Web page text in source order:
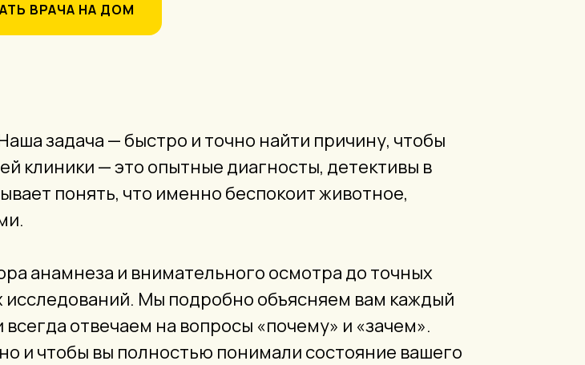
ВРАЧА НА ДОМ
задача — быстро и точно найти причину, чтобы
клиники — это опытные диагносты, детективы в
понять, что именно беспокоит животное,
анамнеза и внимательного осмотра до точных
Мы подробно объясняем вам каждый
отвечаем на вопросы «почему» и «зачем».
и чтобы вы полностью понимали состояние вашего